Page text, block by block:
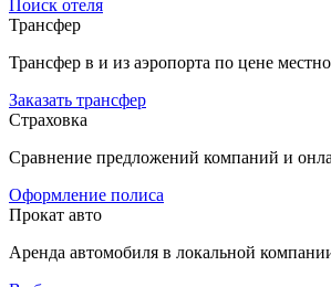
Поиск отеля
Трансфер
Трансфер в и из аэропорта по цене
Заказать трансфер
Страховка
Сравнение предложений компаний и
Оформление полиса
Прокат авто
Аренда автомобиля в локальной